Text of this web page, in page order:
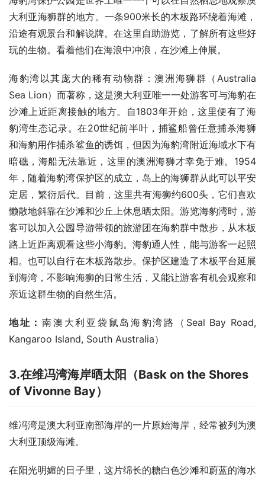
大利亚海狮群的地方。一条900米长的木板路环绕着海滩，
沿途有观景台和解说牌。在这里自助游览，了解所有这些好
玩的生物。看着他们在海浪中冲浪，在沙滩上伸展。
海豹湾以其庞大的稀有动物群：澳洲海狮群（Australia
Sea Lion）而著称，这是澳大利亚唯一一处游客可与海豹在
沙滩上近距离接触的地方。自1803年开始，这里便有了海
豹湾生态记录。在20世纪前半叶，捕鲨船曾任意捕杀海狮
和海豹用作捕杀鲨鱼的诱饵，但因为海豹湾附近海域水下有
暗礁，海船无法靠近，这里的澳洲海狮才幸免于难。1954
年，随着海豹湾保护区的成立，岛上的海狮群从此可以平安
定居，繁衍后代。目前，这里共有海狮约600头，它们喜欢
懒散地斜靠在沙滩和沙丘上休息晒太阳。游览海豹湾时，游
客可以加入公园导游带领的旅游团在海豹群中散步，从木板
路上近距离观看这些小海豹。海豹通人性，能与游客一起照
相。也可以自行在木板路散步。保护区建造了木板平台延展
到海湾，不影响海狮的日常生活，又能让游客有机会观察和
亲近这群生物的自然生活。
地址：南澳大利亚袋鼠岛海豹湾路（Seal Bay Road,
Kangaroo Island, South Australia）
3.在维冯湾海岸晒太阳（Bask on the Shores
of Vivonne Bay）
维冯湾是澳大利亚南部海岸的一片原始海岸，经常被列为澳
大利亚顶级海滩。
在阳光明媚的日子里，这片绵长的糖白色沙滩和蔚蓝的海水